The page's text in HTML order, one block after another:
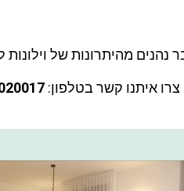
מהיתרונות של וילונות
צרו איתנו קשר בטלפון: